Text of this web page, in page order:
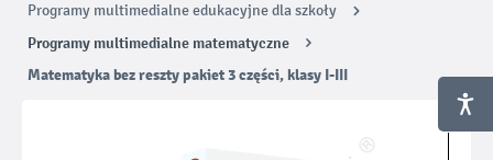
Programy multimedialne edukacyjne dla szkoły
Programy multimedialne matematyczne
Matematyka bez reszty pakiet 3 części, klasy I-III